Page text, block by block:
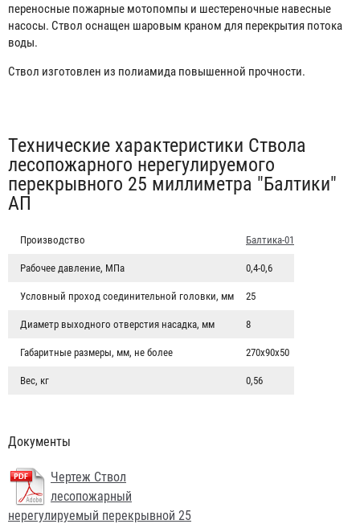
переносные пожарные мотопомпы и шестереночные навесные
насосы. Ствол оснащен шаровым краном для перекрытия потока
воды.
Ствол изготовлен из полиамида повышенной прочности.
Табы
Технические характеристики Ствола
лесопожарного нерегулируемого
перекрывного 25 миллиметра "Балтики"
АП
Производство Балтика-01
Рабочее давление, МПа 0,4-0,6
Условный проход соединительной головки, мм 25
Диаметр выходного отверстия насадка, мм 8
Габаритные размеры, мм, не более 270х90х50
Вес, кг 0,56
Документы
Чертеж Ствол
лесопожарный
нерегулируемый перекрывной 25